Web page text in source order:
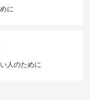
に
人のために